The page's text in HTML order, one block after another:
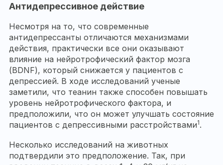
Антидепрессивное действие
Несмотря на то, что современные
антидепрессанты отличаются механизмами
действия, практически все они оказывают
влияние на нейротрофический фактор мозга
(BDNF), который снижается у пациентов с
депрессией. В ходе исследований ученые
заметили, что теанин также способен повышать
уровень нейротрофического фактора, и
предположили, что он может улучшать состояние
пациентов с депрессивными расстройствами1.
Несколько исследований на животных
подтвердили это предположение. Так, при